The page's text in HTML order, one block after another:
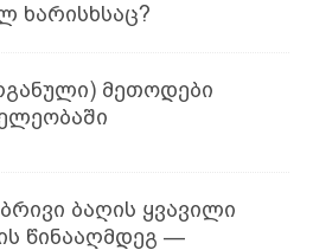
ხარისხსაც?
მეთოდები
ბაღის ყვავილი
წინააღმდეგ —